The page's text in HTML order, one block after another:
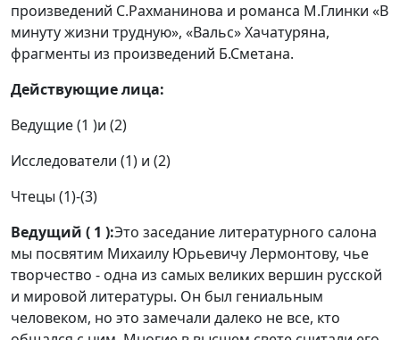
произведений С.Рахманинова и романса М.Глинки «В
минуту жизни трудную», «Вальс» Хачатуряна,
фрагменты из произведений Б.Сметана.
Действующие лица:
Ведущие (1 )и (2)
Исследователи (1) и (2)
Чтецы (1)-(3)
Ведущий ( 1 ):Это заседание литературного салона
мы посвятим Михаилу Юрьевичу Лермонтову, чье
творчество - одна из самых великих вершин русской
и мировой литературы. Он был гениальным
человеком, но это замечали далеко не все, кто